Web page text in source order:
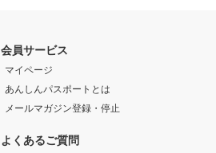
会員サービス
マイページ
あんしんパスポートとは
メールマガジン登録・停止
よくあるご質問